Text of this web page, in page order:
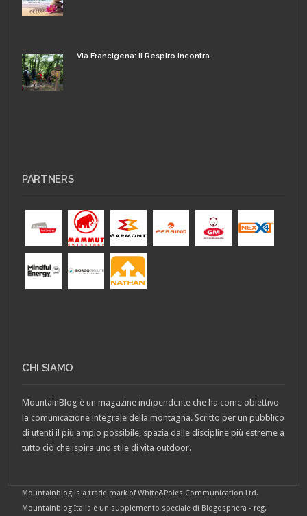
Via Francigena: il Respiro incontra
PARTNERS
CHI SIAMO
MountainBlog è un magazine indipendente che ha come obiettivo
la comunicazione integrale della montagna. Scritto per un pubblico
di utenti il più ampio possibile, spazia dalle discipline più estreme a
tutto ciò che ispira uno stile di vita outdoor.
Mountainblog is a trade mark of White&Poles Communication Ltd.
Mountainblog Italia è un supplemento speciale di Blogosphera - reg.